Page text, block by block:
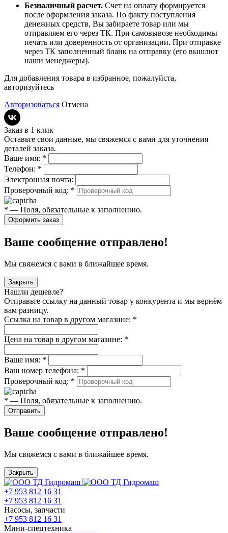
Безналичный расчет. Счет на оплату формируется
после оформления заказа. По факту поступления
денежных средств, Вы забираете товар или мы
отправляем его через ТК. При самовывозе необходимы
печать или доверенность от организации. При отправке
через ТК заполненный бланк на отправку (его вышлют
наши менеджеры).
Для добавления товара в избранное, пожалуйста,
авторизуйтесь
Авторизоваться Отмена
Заказ в 1 клик
Оставьте свои данные, мы свяжемся с вами для уточнения
деталей заказа.
Ваше имя: *
Телефон: *
Электронная почта:
Проверочный код: *
* — Поля, обязательные к заполнению.
Оформить заказ
Ваше сообщение отправлено!
Мы свяжемся с вами в ближайшее время.
Закрыть
Нашли дешевле?
Отправьте ссылку на данный товар у конкурента и мы вернём
вам разницу.
Ссылка на товар в другом магазине: *
Цена на товар в другом магазине: *
Ваше имя: *
Ваш номер телефона: *
Проверочный код: *
* — Поля, обязательные к заполнению.
Отправить
Ваше сообщение отправлено!
Мы свяжемся с вами в ближайшее время.
Закрыть
+7 953 812 16 31
+7 953 812 16 31
Насосы, запчасти
+7 953 812 16 31
Мини-спецтехника